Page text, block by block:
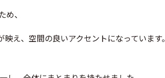
、
え、空間の良いアクセントになっています。